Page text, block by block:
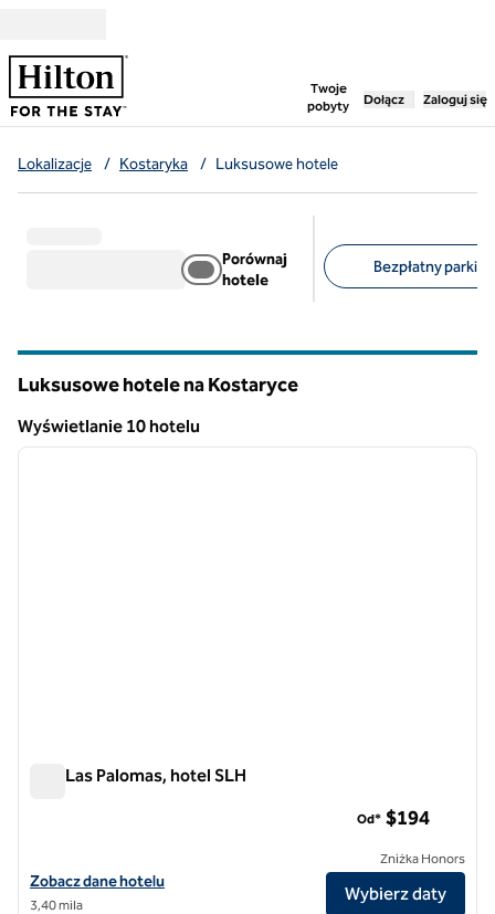
Twoje
pobyty
,otwiera nową
Dołącz Zaloguj się
Lokalizacje / Kostaryka / Luksusowe hotele
Porównaj
hotele
Bezpłatny
Luksusowe hotele na Kostaryce
Wyświetlanie 10 hotelu
Wyświetlanie 10 hotelu
1 z 6
Alta Las Palomas, hotel SLH
Zobacz szczegóły hotelu Alta Las Palomas, SLH Hotel
Zobacz dane hotelu
3,40 mila
Od* $194
Zniżka Honors
Wybierz daty